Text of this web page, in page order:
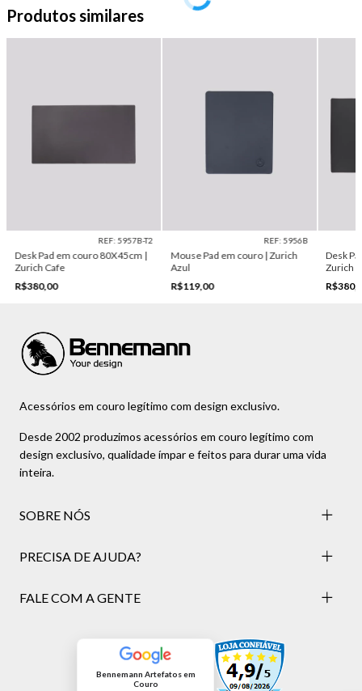
Produtos similares
REF: 5957B-T2
Desk Pad em couro 80X45cm |
Zurich Cafe
R$380,00
REF: 5956B
Mouse Pad em couro | Zurich
Azul
R$119,00
Desk
Zurich
Acessórios em couro legítimo com design exclusivo.
Desde 2002 produzimos acessórios em couro legítimo com
design exclusivo, qualidade ímpar e feitos para durar uma vida
inteira.
SOBRE NÓS
PRECISA DE AJUDA?
FALE COM A GENTE
Bennemann Artefatos em
Couro